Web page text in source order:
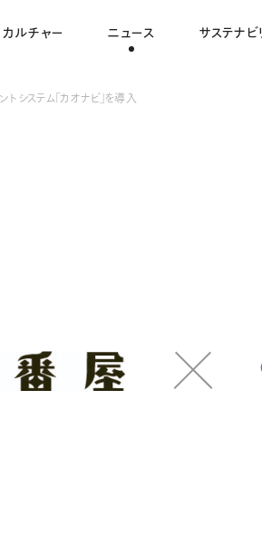
カルチャー ニュース サステナビ
システム「カオナビ」を導入